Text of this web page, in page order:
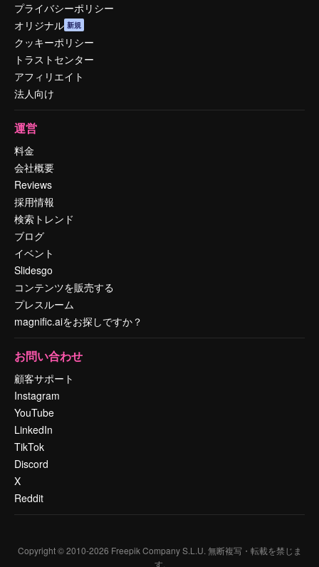
プライバシーポリシー
オリジナル 新規
クッキーポリシー
トラストセンター
アフィリエイト
法人向け
運営
料金
会社概要
Reviews
採用情報
検索トレンド
ブログ
イベント
Slidesgo
コンテンツを販売する
プレスルーム
magnific.aiをお探しですか？
お問い合わせ
顧客サポート
Instagram
YouTube
LinkedIn
TikTok
Discord
X
Reddit
Copyright © 2010-2026 Freepik Company S.L.U. 無断複写・転載を禁じま
す.